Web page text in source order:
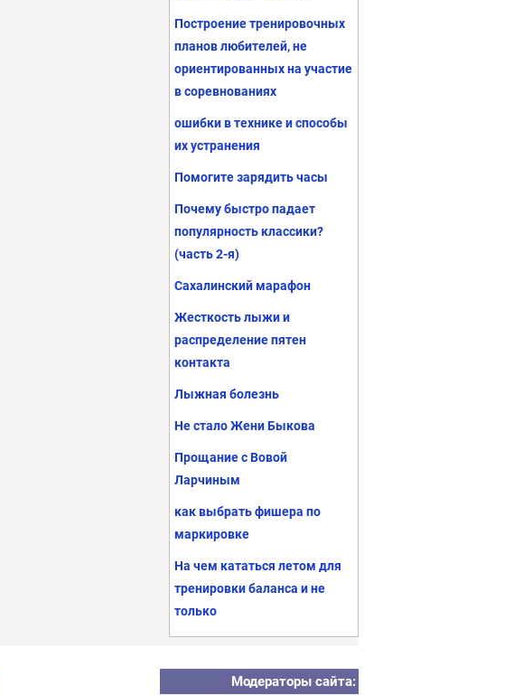
Построение тренировочных
планов любителей, не
ориентированных на участие
в соревнованиях
ошибки в технике и способы
их устранения
Помогите зарядить часы
Почему быстро падает
популярность классики?
(часть 2-я)
Сахалинский марафон
Жесткость лыжи и
распределение пятен
контакта
Лыжная болезнь
Не стало Жени Быкова
Прощание с Вовой
Ларчиным
как выбрать фишера по
маркировке
На чем кататься летом для
тренировки баланса и не
только
Модераторы сайта: